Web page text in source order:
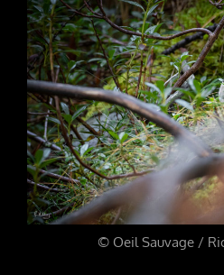
© Oeil Sauvage /